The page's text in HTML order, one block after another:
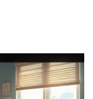
минусы
и
которые
транспорта